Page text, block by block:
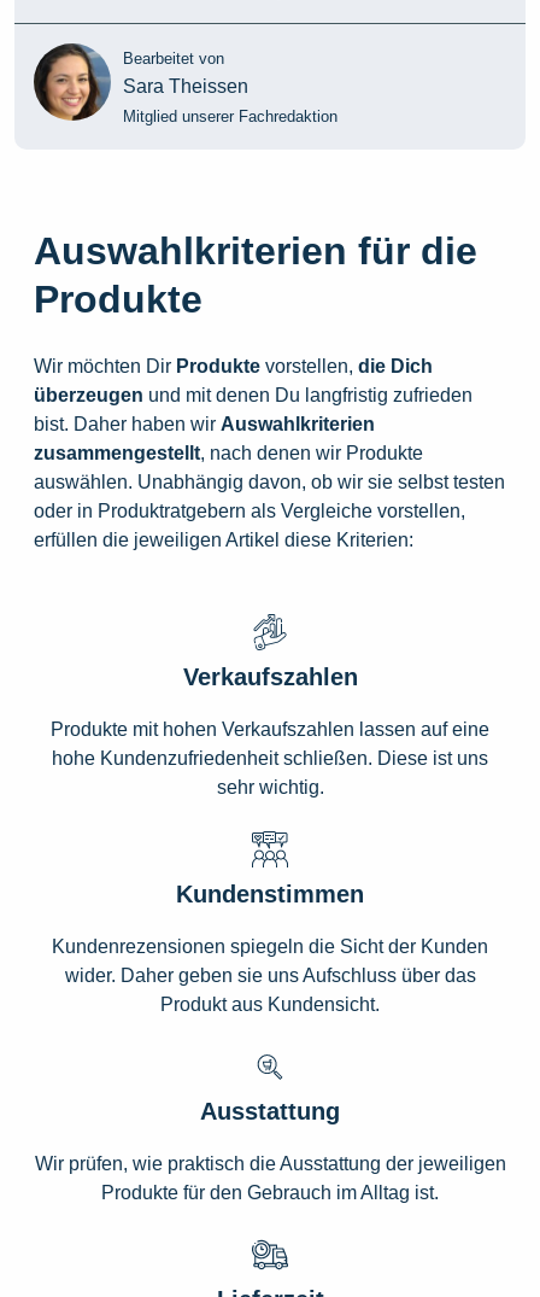
Bearbeitet von
Sara Theissen
Mitglied unserer Fachredaktion
Auswahlkriterien für die
Produkte
Wir möchten Dir Produkte vorstellen, die Dich
überzeugen und mit denen Du langfristig zufrieden
bist. Daher haben wir Auswahlkriterien
zusammengestellt, nach denen wir Produkte
auswählen. Unabhängig davon, ob wir sie selbst testen
oder in Produktratgebern als Vergleiche vorstellen,
erfüllen die jeweiligen Artikel diese Kriterien:
Verkaufszahlen
Produkte mit hohen Verkaufszahlen lassen auf eine
hohe Kundenzufriedenheit schließen. Diese ist uns
sehr wichtig.
Kundenstimmen
Kundenrezensionen spiegeln die Sicht der Kunden
wider. Daher geben sie uns Aufschluss über das
Produkt aus Kundensicht.
Ausstattung
Wir prüfen, wie praktisch die Ausstattung der jeweiligen
Produkte für den Gebrauch im Alltag ist.